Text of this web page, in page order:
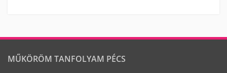
MŰKÖRÖM TANFOLYAM PÉCS